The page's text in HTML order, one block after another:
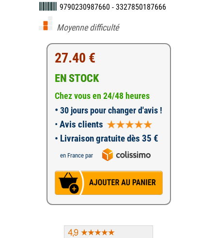
9790230987660 - 3327850187666
Moyenne difficulté
27.40 €
EN STOCK
Chez vous en 24/48 heures
• 30 jours pour changer d'avis !
• Avis clients
• Livraison gratuite dès 35 €
en France par